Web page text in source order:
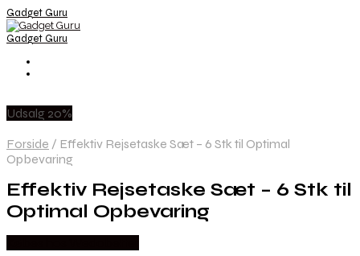
Gadget Guru
Gadget Guru
Udsalg 20%
Forside / Effektiv Rejsetaske Sæt – 6 Stk til Optimal
Opbevaring
Effektiv Rejsetaske Sæt – 6 Stk til
Optimal Opbevaring